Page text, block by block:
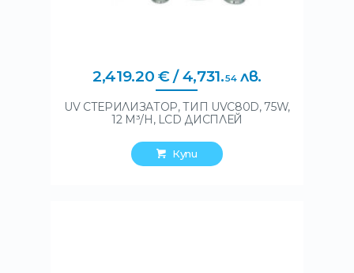
2,419.20 €/ 4,731.54лв.
UV СТЕРИЛИЗАТОР, ТИП UVC80D, 75W,
12 M³/H, LCD ДИСПЛЕЙ
Купи